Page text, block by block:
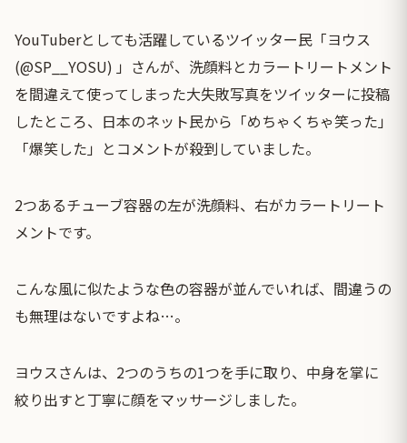
YouTuberとしても活躍しているツイッター民「ヨウス
(@SP__YOSU) 」さんが、洗顔料とカラートリートメント
を間違えて使ってしまった大失敗写真をツイッターに投稿
したところ、日本のネット民から「めちゃくちゃ笑った」
「爆笑した」とコメントが殺到していました。
2つあるチューブ容器の左が洗顔料、右がカラートリート
メントです。
こんな風に似たような色の容器が並んでいれば、間違うの
も無理はないですよね…。
ヨウスさんは、2つのうちの1つを手に取り、中身を掌に
絞り出すと丁寧に顔をマッサージしました。